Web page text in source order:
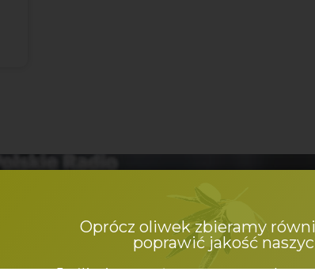
Jeśli nie wyrażasz na to zgody,
naszej strony.